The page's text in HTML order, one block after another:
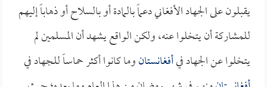
يقبلون على الجهاد الأفغاني دعماً بالمادة أو بالسلاح أو ذهاباً إليهم
للمشاركة أن يتخلوا عنه، ولكن الواقع يشهد أن المسلمين لم
يتخلوا عن الجهاد فيأفغانستانوما كانوا أكثر حماساً للجهاد في